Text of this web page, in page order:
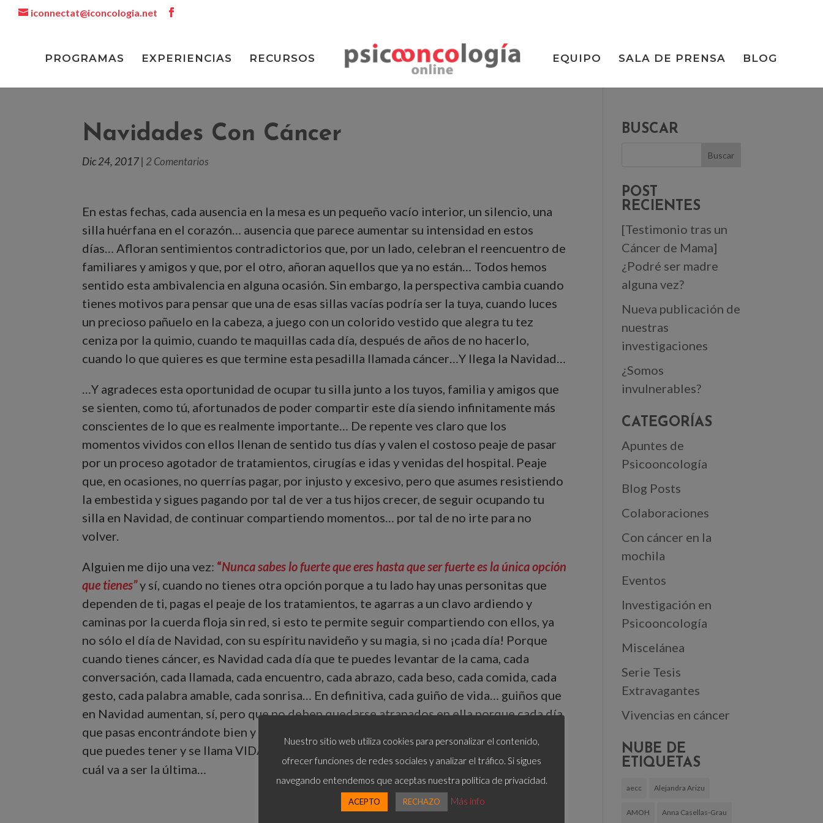
iconnectat@iconcologia.net
PROGRAMAS EXPERIENCIAS RECURSOS EQUIPO SALA DE PRENSA BLOG
Navidades Con Cáncer
Dic 24, 2017| 2 Comentarios
En estas fechas, cada ausencia en la mesa es un pequeño vacío interior, un silencio, una
silla huérfana en el corazón… ausencia que parece aumentar su intensidad en estos
días… Afloran sentimientos contradictorios que, por un lado, celebran el reencuentro de
familiares y amigos y que, por el otro, añoran aquellos que ya no están… Todos hemos
sentido esta ambivalencia en alguna ocasión. Sin embargo, la perspectiva cambia cuando
tienes motivos para pensar que una de esas sillas vacías podría ser la tuya, cuando luces
un precioso pañuelo en la cabeza, a juego con un colorido vestido que alegra tu tez
ceniza por la quimio, cuando te maquillas cada día, después de años de no hacerlo,
cuando lo que quieres es que termine esta pesadilla llamada cáncer…Y llega la Navidad…
…Y agradeces esta oportunidad de ocupar tu silla junto a los tuyos, familia y amigos que
se sienten, como tú, afortunados de poder compartir este día siendo infinitamente más
conscientes de lo que es realmente importante… De repente ves claro que los
momentos vividos con ellos llenan de sentido tus días y valen el costoso peaje de pasar
por un proceso agotador de tratamientos, cirugías e idas y venidas del hospital. Peaje
que, en ocasiones, no querrías pagar, por injusto y excesivo, pero que asumes resistiendo
la embestida y sigues pagando por tal de ver a tus hijos crecer, de seguir ocupando tu
silla en Navidad, de continuar compartiendo momentos… por tal de no irte para no
volver.
Alguien me dijo una vez: “Nunca sabes lo fuerte que eres hasta que ser fuerte es la única opción
que tienes”y sí, cuando no tienes otra opción porque a tu lado hay unas personitas que
dependen de ti, pagas el peaje de los tratamientos, te agarras a un clavo ardiendo y
caminas por la cuerda floja sin red, si esto te permite seguir compartiendo con ellos, ya
no sólo el día de Navidad, con su espíritu navideño y su magia, si no ¡cada día! Porque
cuando tienes cáncer, es Navidad cada día que te puedes levantar de la cama, cada
conversación, cada llamada, cada encuentro, cada abrazo, cada beso, cada comida, cada
gesto, cada palabra amable, cada sonrisa… En definitiva, cada guiño de vida… guiños que
en Navidad aumentan, sí, pero que no deben quedarse atrapados en ella porque cada día
que pasas encontrándote bien y junto a las personas que más quieres, es el mejor regalo
que puedes tener y se llama VIDA…
No esperes a Navidad, nunca sabes
cuál va a ser la última…
¡Felices Fiestas!
BUSCAR
POST
RECIENTES
[Testimonio tras un
Cáncer de Mama]
¿Podré ser madre
alguna vez?
Nueva publicación de
nuestras
investigaciones
¿Somos
invulnerables?
CATEGORÍAS
Apuntes de
Psicooncología
Blog Posts
Colaboraciones
Con cáncer en la
mochila
Eventos
Investigación en
Psicooncología
Miscelánea
Serie Tesis
Extravagantes
Vivencias en cáncer
NUBE DE
ETIQUETAS
aecc Alejandra Arizu
AMOH Anna Casellas-Grau
Nuestro sitio web utiliza cookies para personalizar el contenido,
ofrecer funciones de redes sociales y analizar el tráfico. Si sigues
navegando entendemos que aceptas nuestra política de privacidad.
ACEPTO RECHAZO Más info